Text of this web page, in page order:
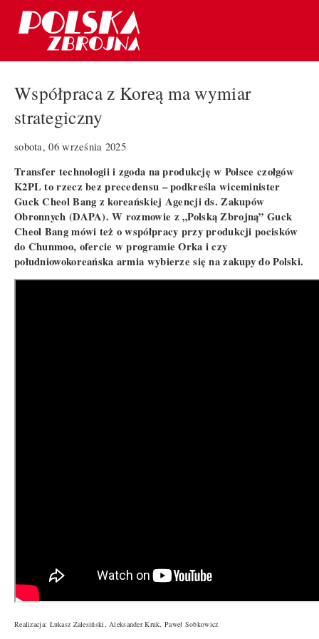
Współpraca z Koreą ma wymiar
strategiczny
sobota, 06 września 2025
Transfer technologii i zgoda na produkcję w Polsce czołgów
K2PL to rzecz bez precedensu – podkreśla wiceminister
Guck Cheol Bang z koreańskiej Agencji ds. Zakupów
Obronnych (DAPA). W rozmowie z „Polską Zbrojną” Guck
Cheol Bang mówi też o współpracy przy produkcji pocisków
do Chunmoo, ofercie w programie Orka i czy
południowokoreańska armia wybierze się na zakupy do Polski.
Realizacja: Łukasz Zalesiński, Aleksander Kruk, Paweł Sobkowicz